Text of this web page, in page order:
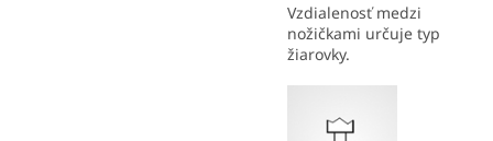
Vzdialenosť medzi
nožičkami určuje typ
žiarovky.